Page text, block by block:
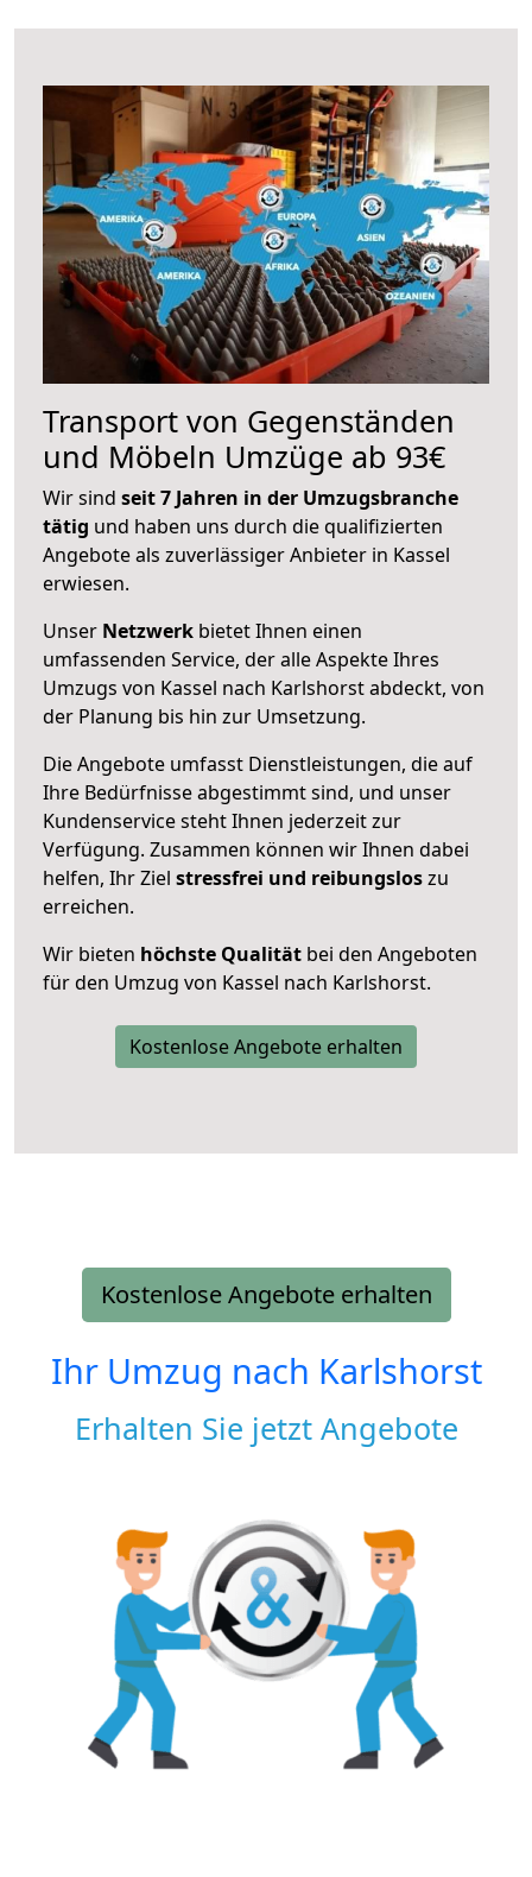
Transport von Gegenständen
und Möbeln Umzüge ab 93€
Wir sind seit 7 Jahren in der Umzugsbranche
tätig und haben uns durch die qualifizierten
Angebote als zuverlässiger Anbieter in Kassel
erwiesen.
Unser Netzwerk bietet Ihnen einen
umfassenden Service, der alle Aspekte Ihres
Umzugs von Kassel nach Karlshorst abdeckt, von
der Planung bis hin zur Umsetzung.
Die Angebote umfasst Dienstleistungen, die auf
Ihre Bedürfnisse abgestimmt sind, und unser
Kundenservice steht Ihnen jederzeit zur
Verfügung. Zusammen können wir Ihnen dabei
helfen, Ihr Ziel stressfrei und reibungsloszu
erreichen.
Wir bieten höchste Qualität bei den Angeboten
für den Umzug von Kassel nach Karlshorst.
Kostenlose Angebote erhalten
Kostenlose Angebote erhalten
Ihr Umzug nach Karlshorst
Erhalten Sie jetzt Angebote